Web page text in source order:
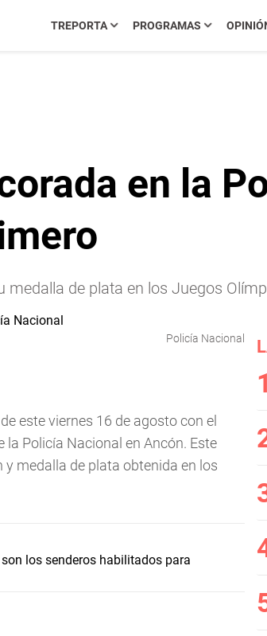
TREPORTA PROGRAMAS
en la
de plata en los Juegos
Policía Nacional
este viernes 16 de agosto con el
la Policía Nacional en Ancón. Este
medalla de plata obtenida en los
los senderos habilitados para